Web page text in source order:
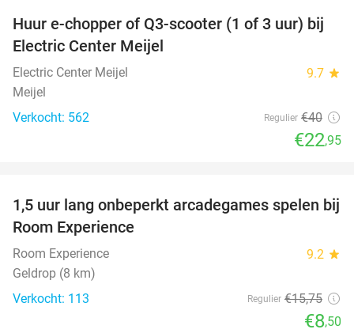
43%
Huur e-chopper of Q3-scooter (1 of 3 uur) bij
Electric Center Meijel
Electric Center Meijel 9.7 star
Meijel
Verkocht: 562
Regulier €40
€22,95
46%
1,5 uur lang onbeperkt arcadegames spelen bij
Room Experience
Room Experience 9.2 star
Geldrop (8 km)
Verkocht: 113
Regulier €15,75
€8,50